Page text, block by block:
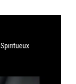
Spiritueux